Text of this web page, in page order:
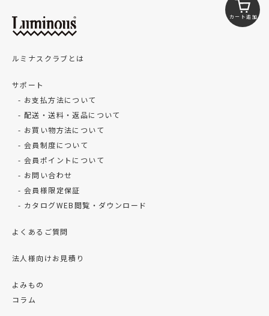
カート追加
ルミナスクラブとは
サポート
お支払方法について
配送・送料・返品について
お買い物方法について
会員制度について
会員ポイントについて
お問い合わせ
会員様限定保証
カタログWEB閲覧・ダウンロード
よくあるご質問
法人様向けお見積り
よみもの
コラム